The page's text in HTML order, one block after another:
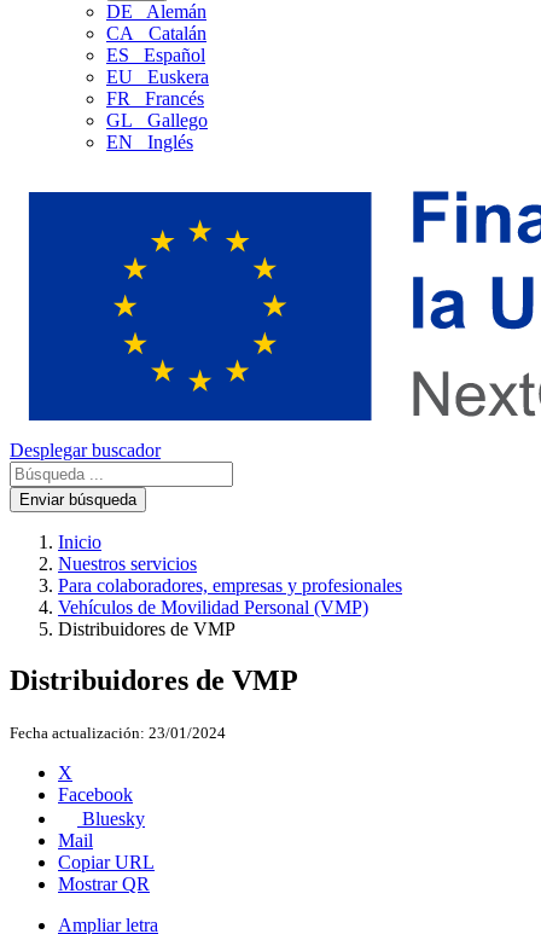
DE
Alemán
CA
Catalán
ES
Español
EU
Euskera
FR
Francés
GL
Gallego
EN
Inglés
Desplegar buscador
Enviar búsqueda
Inicio
Nuestros servicios
Para colaboradores, empresas y profesionales
Vehículos de Movilidad Personal (VMP)
Distribuidores de VMP
Distribuidores de VMP
Fecha actualización: 23/01/2024
X
Facebook
Bluesky
Mail
Copiar URL
Mostrar QR
Ampliar letra